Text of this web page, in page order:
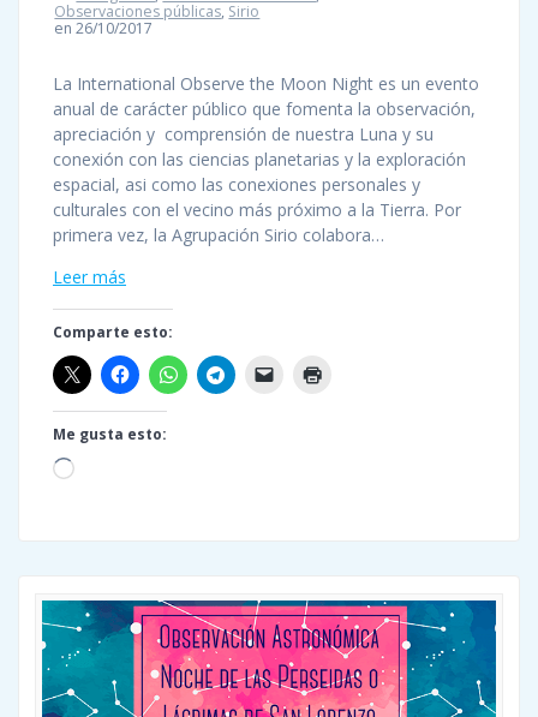
Observaciones públicas, Sirio
en 26/10/2017
La International Observe the Moon Night es un evento
anual de carácter público que fomenta la observación,
apreciación y comprensión de nuestra Luna y su
conexión con las ciencias planetarias y la exploración
espacial, asi como las conexiones personales y
culturales con el vecino más próximo a la Tierra. Por
primera vez, la Agrupación Sirio colabora…
Leer más
Comparte esto:
Me gusta esto:
Cargando...